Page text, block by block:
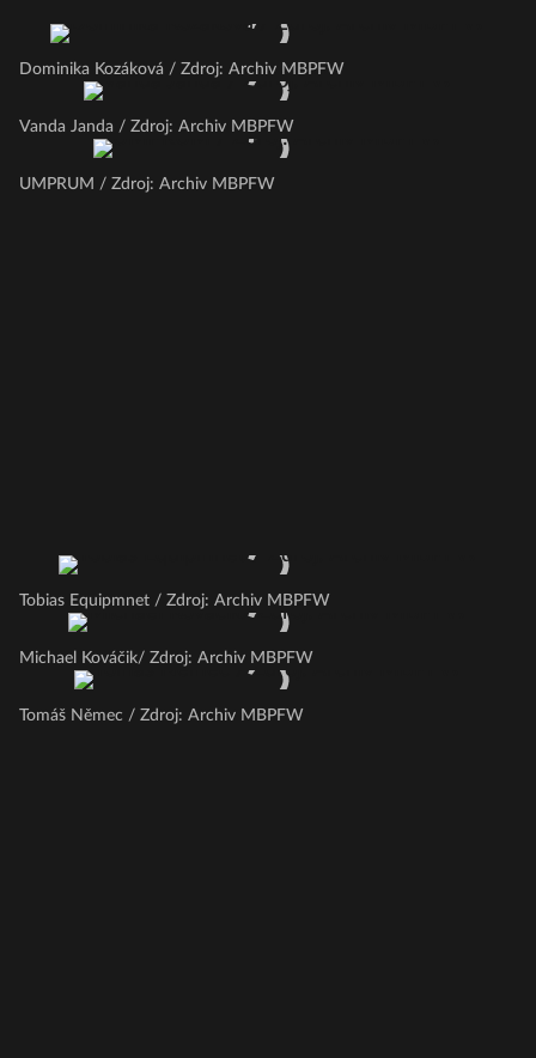
Dominika Kozáková / Zdroj: Archiv MBPFW
Vanda Janda / Zdroj: Archiv MBPFW
UMPRUM / Zdroj: Archiv MBPFW
Tobias Equipmnet / Zdroj: Archiv MBPFW
Michael Kováčik/ Zdroj: Archiv MBPFW
Tomáš Němec / Zdroj: Archiv MBPFW